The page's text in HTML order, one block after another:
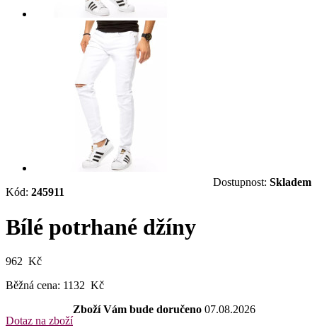
Kód: 245911
Dostupnost: Skladem
Bílé potrhané džíny
962 Kč
Běžná cena: 1132 Kč
Dotaz na zboží
Zboží Vám bude doručeno 07.08.2026